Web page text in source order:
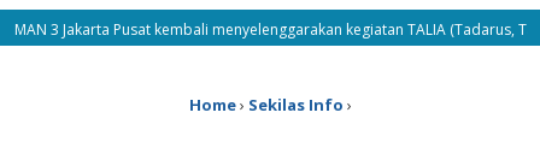
MAN 3 Jakarta Pusat kembali menyelenggarakan kegiatan TALIA (Tadarus,
Hari kedua pelaksanaan MATAMUDA Tahun 2026, Selasa (14/7/2026)
Home› Sekilas Info ›